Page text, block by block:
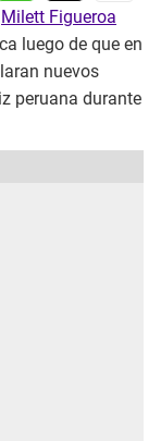
Milett Figueroa
luego de que en
nuevos
peruana durante